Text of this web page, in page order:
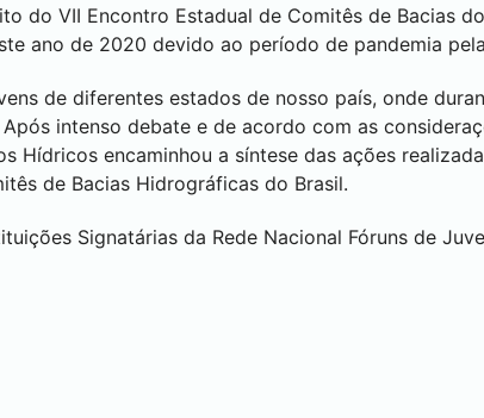
do VII Encontro Estadual de Comitês de Bacias
ano de 2020 devido ao período de pandemia pela
de diferentes estados de nosso país, onde
intenso debate e de acordo com as
Hídricos encaminhou a síntese das ações
de Bacias Hidrográficas do Brasil.
Signatárias da Rede Nacional Fóruns de